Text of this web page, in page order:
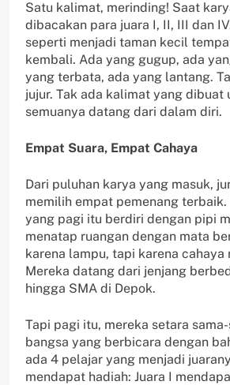
Satu kalimat, merinding! Saat
dibacakan para juara I, II, III dan
seperti menjadi taman kecil
kembali. Ada yang gugup, ada
yang terbata, ada yang lantang.
jujur. Tak ada kalimat yang dibuat
semuanya datang dari dalam diri.
Empat Suara, Empat Cahaya
Dari puluhan karya yang masuk,
memilih empat pemenang terbaik.
yang pagi itu berdiri dengan pipi
menatap ruangan dengan mata
karena lampu, tapi karena cahaya
Mereka datang dari jenjang
hingga SMA di Depok.
Tapi pagi itu, mereka setara
bangsa yang berbicara dengan
ada 4 pelajar yang menjadi
mendapat hadiah: Juara I